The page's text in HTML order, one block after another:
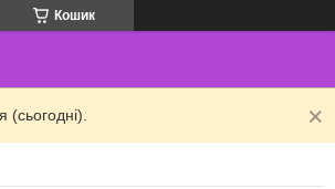
Кошик